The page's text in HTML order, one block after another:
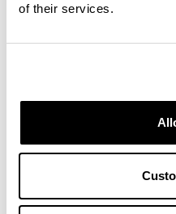
of their services.
Hermanos de la